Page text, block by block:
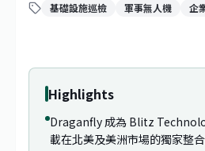
基礎設施巡檢 軍事無人機 企
Highlights
Draganfly 成為 Blitz
載在北美及美洲市場的獨家整